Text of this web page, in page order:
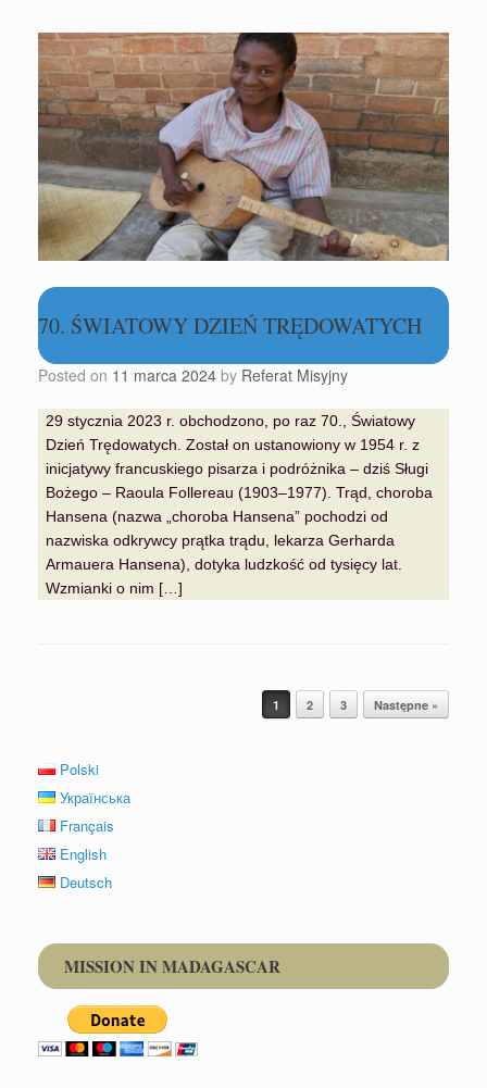
70. ŚWIATOWY DZIEŃ TRĘDOWATYCH
Posted on 11 marca 2024 by Referat Misyjny
29 stycznia 2023 r. obchodzono, po raz 70., Światowy
Dzień Trędowatych. Został on ustanowiony w 1954 r. z
inicjatywy francuskiego pisarza i podróżnika – dziś Sługi
Bożego – Raoula Follereau (1903–1977). Trąd, choroba
Hansena (nazwa „choroba Hansena” pochodzi od
nazwiska odkrywcy prątka trądu, lekarza Gerharda
Armauera Hansena), dotyka ludzkość od tysięcy lat.
Wzmianki o nim […]
1 2 3 Następne »
Polski
Українська
Français
English
Deutsch
MISSION IN MADAGASCAR